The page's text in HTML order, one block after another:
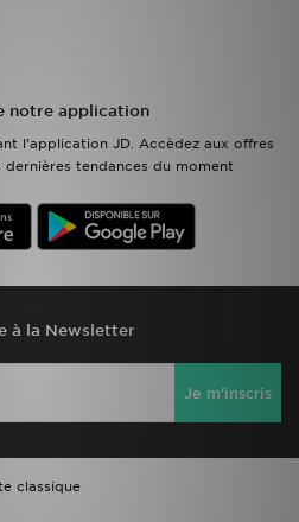
notre application
l'application JD. Accèdez aux offres
dernières tendances du moment
à la Newsletter
Je m'inscris
classique